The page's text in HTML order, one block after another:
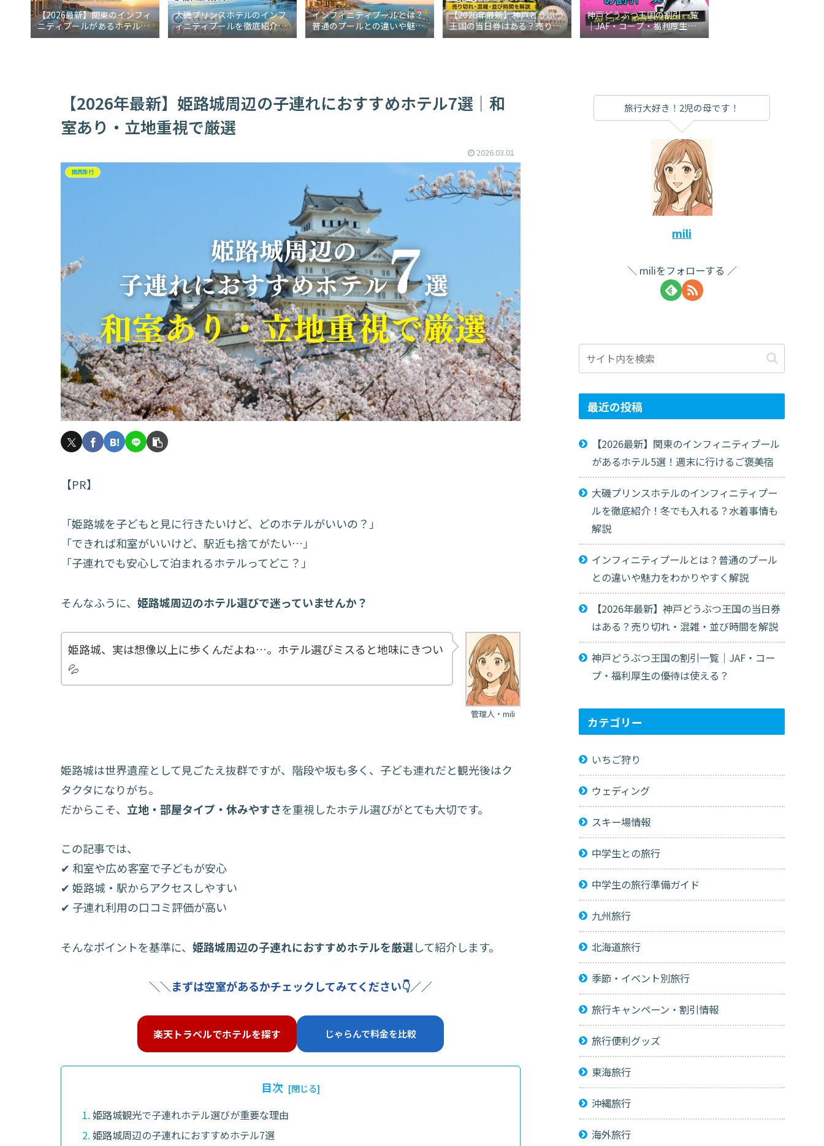
【2026最新】関東のインフィ
ニティプールがあるホテル5
選！週末に行けるご褒美宿
大磯プリンスホテルのインフ
ィニティプールを徹底紹介！
冬でも入れる？水着事情も解
インフィニティプールとは？
普通のプールとの違いや魅力
をわかりやすく解説
【2026年最新】神戸どうぶつ
王国の当日券はある？売り切
れ・混雑・並び時間を解説
神戸どうぶつ王国の割引一覧
｜JAF・コープ・福利厚生の
優待は使える？
【2026年最新】姫路城周辺の子連れにおすすめホテル7選｜和
室あり・立地重視で厳選
2026.03.01
関西旅行
【PR】
「姫路城を子どもと見に行きたいけど、どのホテルがいいの？」
「できれば和室がいいけど、駅近も捨てがたい…」
「子連れでも安心して泊まれるホテルってどこ？」
そんなふうに、 姫路城周辺のホテル選びで迷っていませんか？
管理人・mili
姫路城、実は想像以上に歩くんだよね…。ホテル選びミスると地味にきつい
💦
姫路城は世界遺産として見ごたえ抜群ですが、階段や坂も多く、子ども連れだと観光後はク
タクタになりがち。
だからこそ、 立地・部屋タイプ・休みやすさを重視したホテル選びがとても大切です。
この記事では、
✔ 和室や広め客室で子どもが安心
✔ 姫路城・駅からアクセスしやすい
✔ 子連れ利用の口コミ評価が高い
そんなポイントを基準に、 姫路城周辺の子連れにおすすめホテルを厳選して紹介します。
＼＼まずは空室があるかチェックしてみてください👇／／
楽天トラベルでホテルを探す じゃらんで料金を比較
目次
姫路城観光で子連れホテル選びが重要な理由
姫路城周辺の子連れにおすすめホテル7選
旅行大好き！2児の母です！
mili
miliをフォローする
最近の投稿
【2026最新】関東のインフィニティプール
があるホテル5選！週末に行けるご褒美宿
大磯プリンスホテルのインフィニティプー
ルを徹底紹介！冬でも入れる？水着事情も
解説
インフィニティプールとは？普通のプール
との違いや魅力をわかりやすく解説
【2026年最新】神戸どうぶつ王国の当日券
はある？売り切れ・混雑・並び時間を解説
神戸どうぶつ王国の割引一覧｜JAF・コー
プ・福利厚生の優待は使える？
カテゴリー
いちご狩り
ウェディング
スキー場情報
中学生との旅行
中学生の旅行準備ガイド
九州旅行
北海道旅行
季節・イベント別旅行
旅行キャンペーン・割引情報
旅行便利グッズ
東海旅行
沖縄旅行
海外旅行